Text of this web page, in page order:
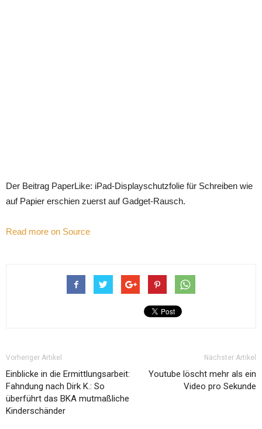
Der Beitrag PaperLike: iPad-Displayschutzfolie für Schreiben wie
auf Papier erschien zuerst auf Gadget-Rausch.
Read more on Source
Vorheriger Artikel
Einblicke in die Ermittlungsarbeit:
Fahndung nach Dirk K.: So
überführt das BKA mutmaßliche
Kinderschänder
Nächster Artikel
Youtube löscht mehr als ein
Video pro Sekunde